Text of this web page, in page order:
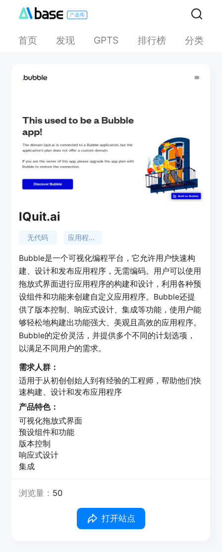
首页 发现 GPTS 排行榜 分类
IQuit.ai
无代码 应用程序开发
Bubble是一个可视化编程平台，它允许用户快速构
建、设计和发布应用程序，无需编码。用户可以使用
拖放式界面进行应用程序的构建和设计，利用各种预
设组件和功能来创建自定义应用程序。Bubble还提
供了版本控制、响应式设计、集成等功能，使用户能
够轻松地构建出功能强大、美观且高效的应用程序。
Bubble的定价灵活，并提供多个不同的计划选项，
以满足不同用户的需求。
需求人群：
适用于从初创创始人到有经验的工程师，帮助他们快
速构建、设计和发布应用程序
产品特色：
可视化拖放式界面
预设组件和功能
版本控制
响应式设计
集成
浏览量： 50
打开站点